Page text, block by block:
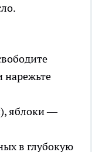
нарежьте
яблоки —
в глубокую